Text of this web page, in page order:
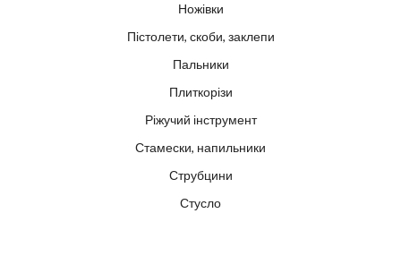
Ножівки
Пістолети, скоби, заклепи
Пальники
Плиткорізи
Ріжучий інструмент
Стамески, напильники
Струбцини
Стусло